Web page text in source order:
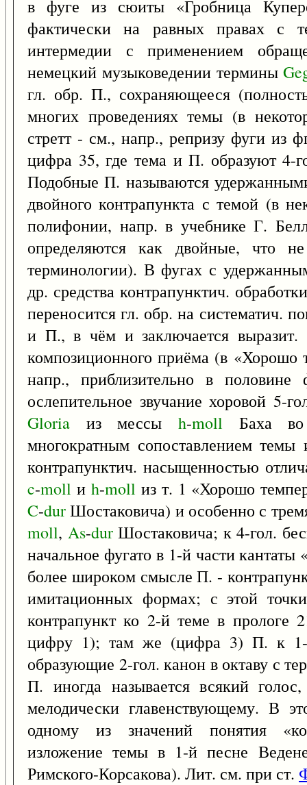
в фуге из сюиты «Гробница
фактически на равных правах с
интермедии с применением
немецкий музыковедении термины
гл. обр. П., сохраняющееся
многих проведениях темы (в
стретт - см., напр., репризу фуги из
цифра 35, где тема и П. образуют 4-
Подобные П. называются
двойного контрапункта с темой (в
полифонии, напр. в учебнике Г.
определяются как двойные, что
терминологии). В фугах с
др. средства контрапунктич.
переносится гл. обр. на систематич.
и П., в чём и заключается выразит.
композиционного приёма (в «Хорошо
напр., приблизительно в
ослепительное звучание хоровой 5-
Gloria из мессы h-moll Баха во
многократным сопоставлением
контрапунктич. насыщенностью
c-moll и h-moll из т. 1 «Хорошо
C-durШостаковича) и особенно с
moll, As-durШостаковича; к 4-гол.
начальное фугато в 1-й части
более широком смысле П. -
имитационных формах; с этой
контрапункт ко 2-й теме в прологе
цифру 1); там же (цифра 3) П. к 1-
образующие 2-гол. канон в октаву с
П. иногда называется всякий
мелодически главенствующему. В
одному из значений понятия
изложение темы в 1-й песне
Римского-Корсакова). Лит. см. при ст.